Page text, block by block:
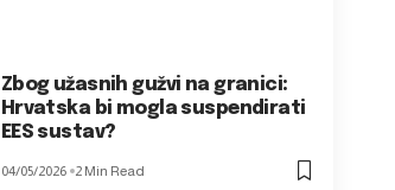
Zbog užasnih gužvi na granici:
Hrvatska bi mogla suspendirati
EES sustav?
04/05/2026 2 Min Read